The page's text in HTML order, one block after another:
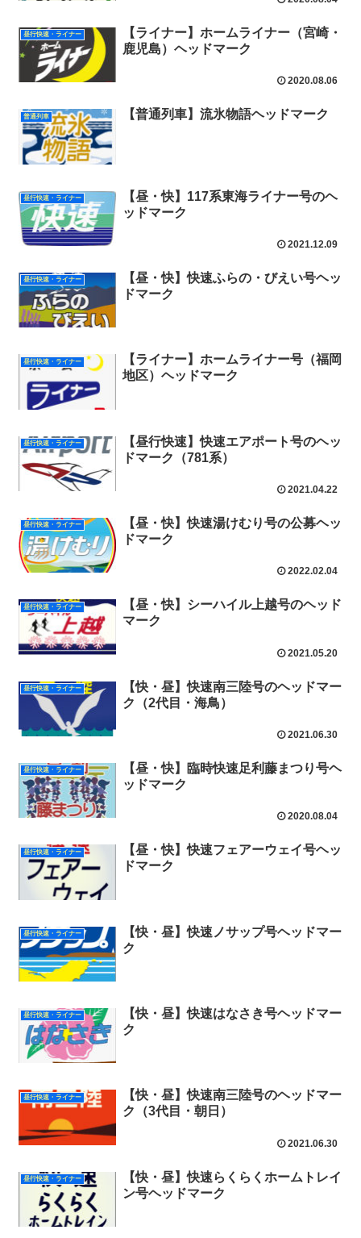
昼行快速・ライナー
【ライナー】ホームライナー（宮崎・
鹿児島）ヘッドマーク
2020.08.06
普通列車 【普通列車】流氷物語ヘッドマーク
昼行快速・ライナー
【昼・快】117系東海ライナー号のヘ
ッドマーク
2021.12.09
昼行快速・ライナー
【昼・快】快速ふらの・びえい号ヘッ
ドマーク
昼行快速・ライナー
【ライナー】ホームライナー号（福岡
地区）ヘッドマーク
昼行快速・ライナー
【昼行快速】快速エアポート号のヘッ
ドマーク（781系）
2021.04.22
昼行快速・ライナー
【昼・快】快速湯けむり号の公募ヘッ
ドマーク
2022.02.04
昼行快速・ライナー
【昼・快】シーハイル上越号のヘッド
マーク
2021.05.20
昼行快速・ライナー
【快・昼】快速南三陸号のヘッドマー
ク（2代目・海鳥）
2021.06.30
昼行快速・ライナー
【昼・快】臨時快速足利藤まつり号ヘ
ッドマーク
2020.08.04
昼行快速・ライナー
【昼・快】快速フェアーウェイ号ヘッ
ドマーク
昼行快速・ライナー
【快・昼】快速ノサップ号ヘッドマー
ク
昼行快速・ライナー
【快・昼】快速はなさき号ヘッドマー
ク
昼行快速・ライナー
【快・昼】快速南三陸号のヘッドマー
ク（3代目・朝日）
2021.06.30
昼行快速・ライナー
【快・昼】快速らくらくホームトレイ
ン号ヘッドマーク